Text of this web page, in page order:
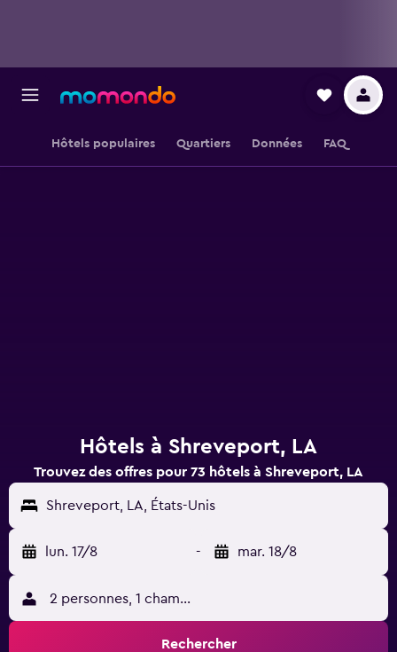
Hôtels populaires Quartiers Données FAQ
Hôtels à Shreveport, LA
Trouvez des offres pour 73 hôtels à Shreveport, LA
Shreveport, LA, États-Unis
lun. 17/8 - mar. 18/8
2 personnes, 1 chambre
Rechercher